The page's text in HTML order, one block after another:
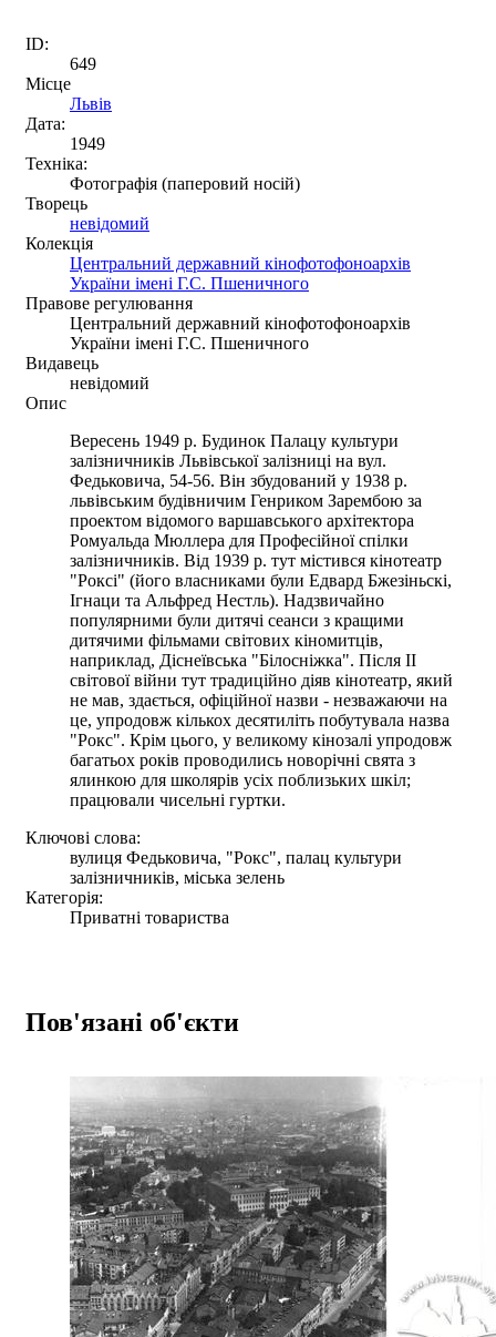
ID:
649
Місце
Львів
Дата:
1949
Техніка:
Фотографія (паперовий носій)
Творець
невідомий
Колекція
Центральний державний кінофотофоноархів
України імені Г.С. Пшеничного
Правове регулювання
Центральний державний кінофотофоноархів
України імені Г.С. Пшеничного
Видавець
невідомий
Опис
Вересень 1949 р. Будинок Палацу культури
залізничників Львівської залізниці на вул.
Федьковича, 54-56. Він збудований у 1938 р.
львівським будівничим Генриком Зарембою за
проектом відомого варшавського архітектора
Ромуальда Мюллера для Професійної спілки
залізничників. Від 1939 р. тут містився кінотеатр
"Роксі" (його власниками були Едвард Бжезіньскі,
Ігнаци та Альфред Нестль). Надзвичайно
популярними були дитячі сеанси з кращими
дитячими фільмами світових кіномитців,
наприклад, Діснеївська "Білосніжка". Після ІІ
світової війни тут традиційно діяв кінотеатр, який
не мав, здається, офіційної назви - незважаючи на
це, упродовж кількох десятиліть побутувала назва
"Рокс". Крім цього, у великому кінозалі упродовж
багатьох років проводились новорічні свята з
ялинкою для школярів усіх поблизьких шкіл;
працювали чисельні гуртки.
Ключові слова:
вулиця Федьковича, "Рокс", палац культури
залізничників, міська зелень
Категорія:
Приватні товариства
Пов'язані об'єкти